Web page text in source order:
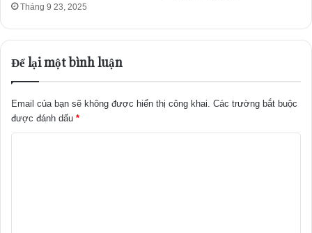
Tháng 9 23, 2025
Để lại một bình luận
Email của bạn sẽ không được hiển thị công khai. Các trường bắt buộc
được đánh dấu *